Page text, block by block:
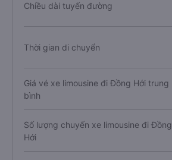
Chiều dài tuyến đường
Thời gian di chuyển
Giá vé xe limousine đi Đồng Hới trung
bình
Số lượng chuyến xe limousine đi Đồng
Hới